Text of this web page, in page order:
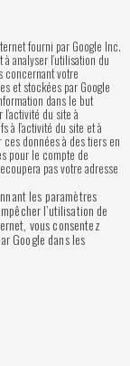
fourni par Google Inc.
analyser l’utilisation du
concernant votre
et stockées par Google
dans le but
du site à
à l’activité du site et à
ces données à des tiers en
pour le compte de
pas votre adresse
les paramètres
l’utilisation de
vous consentez
Google dans les